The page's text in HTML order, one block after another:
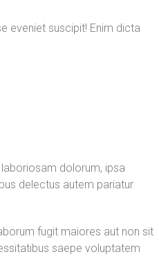
eveniet suscipit! Enim dicta
dolorum, ipsa
delectus autem pariatur
fugit maiores aut non sit
saepe voluptatem